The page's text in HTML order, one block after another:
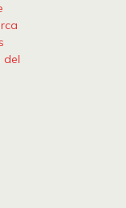
del